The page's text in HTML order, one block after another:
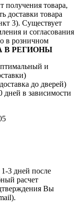
получения товара,
доставки товара
3). Существует
и согласования
в розничном
В РЕГИОНЫ
и
до дверей)
дней в зависимости
3 дней после
расчет
Вы